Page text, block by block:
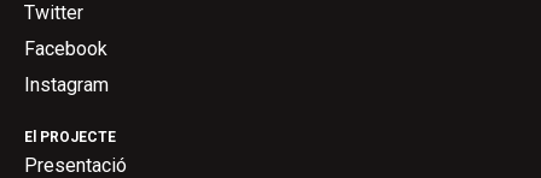
El PROJECTE
Presentació
Twitter
Facebook
Instagram